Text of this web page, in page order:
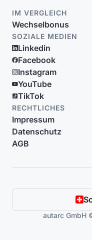
IM VERGLEICH
Wechselbonus
SOZIALE MEDIEN
Linkedin
Facebook
Instagram
YouTube
TikTok
RECHTLICHES
Impressum
Datenschutz
AGB
autarc GmbH